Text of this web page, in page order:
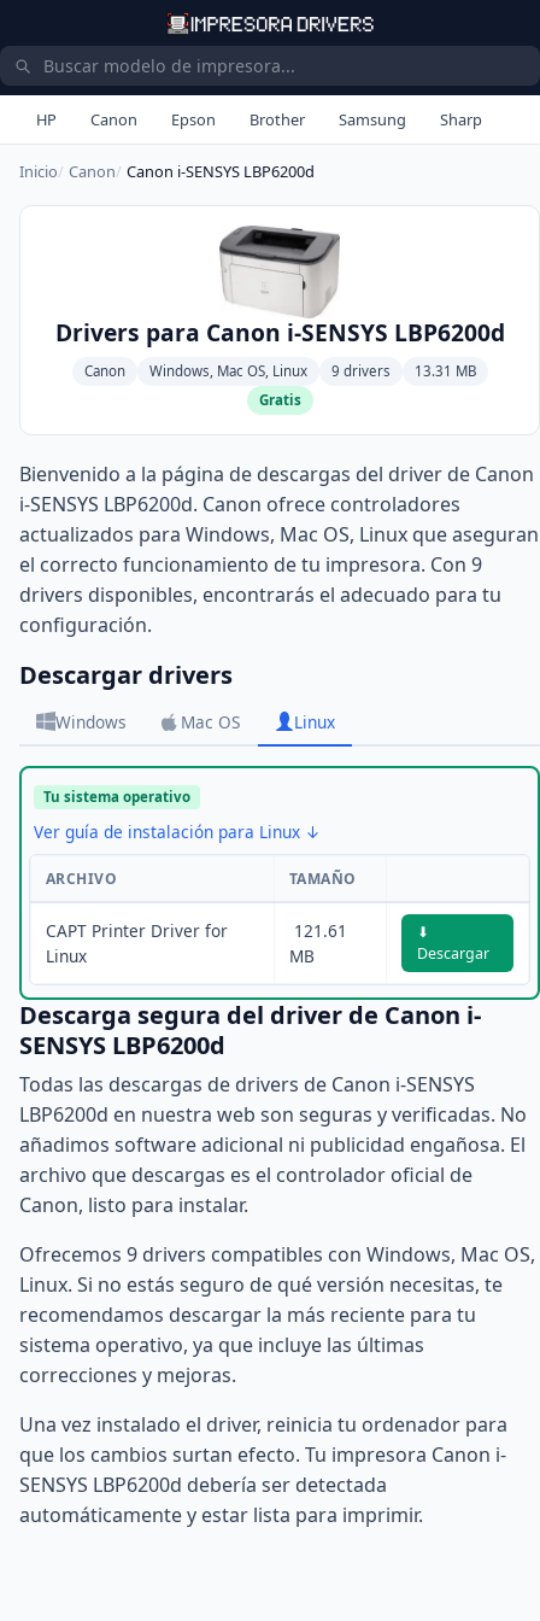
HP Canon Epson Brother Samsung Sharp
Inicio Canon Canon i-SENSYS LBP6200d
Drivers para Canon i-SENSYS LBP6200d
Canon Windows, Mac OS, Linux 9 drivers
13.31 MB
Gratis
Bienvenido a la página de descargas del driver de Canon
i-SENSYS LBP6200d. Canon ofrece controladores
actualizados para Windows, Mac OS, Linux que aseguran
el correcto funcionamiento de tu impresora. Con 9
drivers disponibles, encontrarás el adecuado para tu
configuración.
Descargar drivers
Windows Mac OS Linux
Tu sistema operativo
Ver guía de instalación para Linux ↓
ARCHIVO TAMAÑO
CAPT Printer Driver for
Linux
121.61
MB
⬇
Descargar
Descarga segura del driver de Canon i-
SENSYS LBP6200d
Todas las descargas de drivers de Canon i-SENSYS
LBP6200d en nuestra web son seguras y verificadas. No
añadimos software adicional ni publicidad engañosa. El
archivo que descargas es el controlador oficial de
Canon, listo para instalar.
Ofrecemos 9 drivers compatibles con Windows, Mac OS,
Linux. Si no estás seguro de qué versión necesitas, te
recomendamos descargar la más reciente para tu
sistema operativo, ya que incluye las últimas
correcciones y mejoras.
Una vez instalado el driver, reinicia tu ordenador para
que los cambios surtan efecto. Tu impresora Canon i-
SENSYS LBP6200d debería ser detectada
automáticamente y estar lista para imprimir.